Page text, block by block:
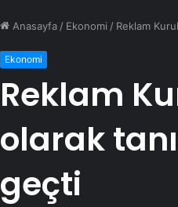
Anasayfa / Ekonomi / Reklam
Ekonomi
Reklam
olarak
geçti